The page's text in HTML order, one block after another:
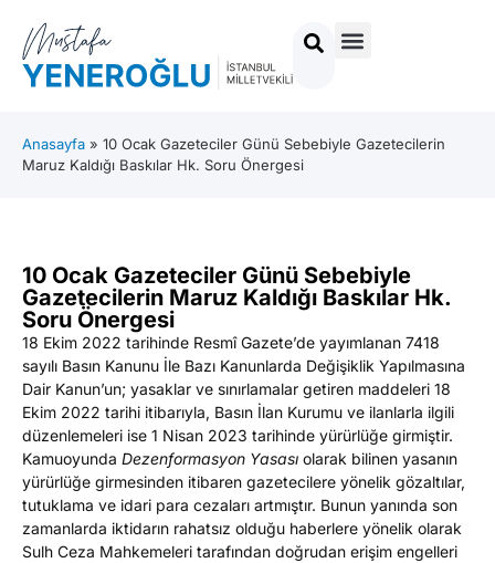
Anasayfa » 10 Ocak Gazeteciler Günü Sebebiyle Gazetecilerin
Maruz Kaldığı Baskılar Hk. Soru Önergesi
10 Ocak Gazeteciler Günü Sebebiyle
Gazetecilerin Maruz Kaldığı Baskılar Hk.
Soru Önergesi
18 Ekim 2022 tarihinde Resmî Gazete’de yayımlanan 7418
sayılı Basın Kanunu İle Bazı Kanunlarda Değişiklik Yapılmasına
Dair Kanun’un; yasaklar ve sınırlamalar getiren maddeleri 18
Ekim 2022 tarihi itibarıyla, Basın İlan Kurumu ve ilanlarla ilgili
düzenlemeleri ise 1 Nisan 2023 tarihinde yürürlüğe girmiştir.
Kamuoyunda Dezenformasyon Yasası olarak bilinen yasanın
yürürlüğe girmesinden itibaren gazetecilere yönelik gözaltılar,
tutuklama ve idari para cezaları artmıştır. Bunun yanında son
zamanlarda iktidarın rahatsız olduğu haberlere yönelik olarak
Sulh Ceza Mahkemeleri tarafından doğrudan erişim engelleri